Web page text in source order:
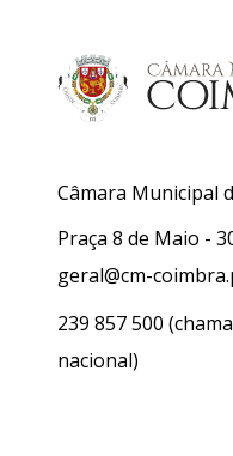
Câmara Municipal
Praça 8 de Maio -
geral@cm-
239 857 500
nacional)